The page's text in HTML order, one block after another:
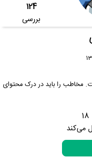
124
بررسی
مخاطب را باید در درک محتوای
18
می‌کند